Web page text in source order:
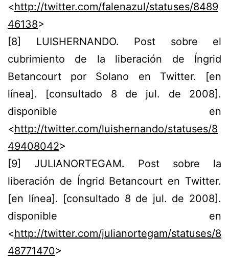
<http://twitter.com/falenazul/statuses/8489
46138>
[8] LUISHERNANDO. Post sobre el
cubrimiento de la liberación de Íngrid
Betancourt por Solano en Twitter. [en
línea]. [consultado 8 de jul. de 2008].
disponible en
<http://twitter.com/luishernando/statuses/8
49408042>
[9] JULIANORTEGAM. Post sobre la
liberación de Íngrid Betancourt en Twitter.
[en línea]. [consultado 8 de jul. de 2008].
disponible en
<http://twitter.com/julianortegam/statuses/8
48771470>